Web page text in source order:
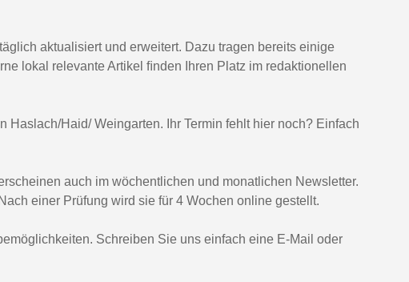
aktualisiert und erweitert. Dazu tragen bereits einige
lokal relevante Artikel ﬁnden Ihren Platz im redaktionellen
Haid/ Weingarten. Ihr Termin fehlt hier noch? Einfach
auch im wöchentlichen und monatlichen Newsletter.
einer Prüfung wird sie für 4 Wochen online gestellt.
Schreiben Sie uns einfach eine E-Mail oder